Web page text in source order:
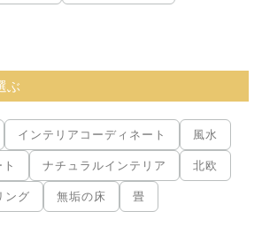
ぶ
インテリアコーディネート 風水
ナチュラルインテリア 北欧
ング 無垢の床 畳